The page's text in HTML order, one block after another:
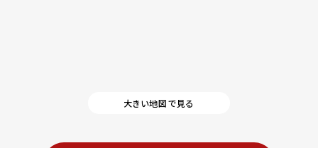
大きい地図で見る